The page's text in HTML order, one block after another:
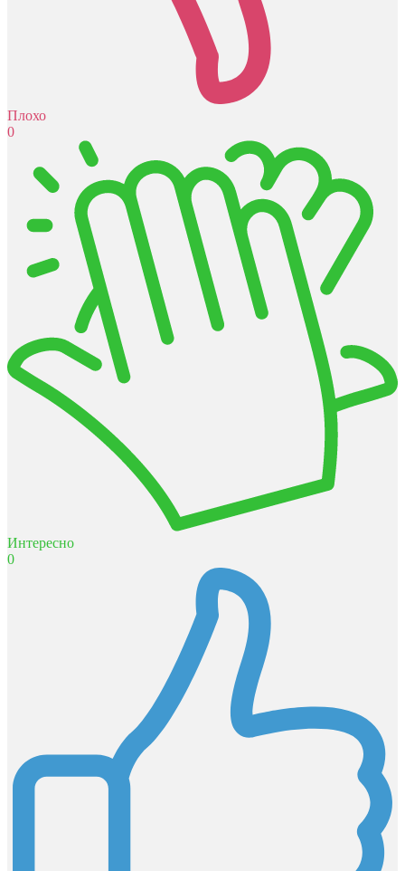
Плохо
0
Интересно
0